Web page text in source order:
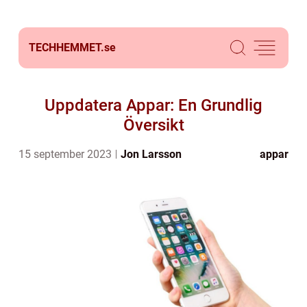
TECHHEMMET.se
Uppdatera Appar: En Grundlig
Översikt
15 september 2023 Jon Larsson appar